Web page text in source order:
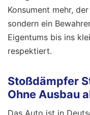
Konsument mehr,
sondern ein
Eigentums bis ins
respektiert.
Stoßdämpfer
Ohne Ausbau
Das Auto ist in